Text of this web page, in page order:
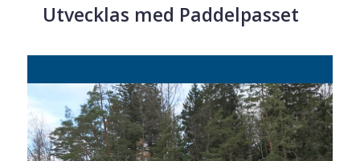
Utvecklas med Paddelpasset